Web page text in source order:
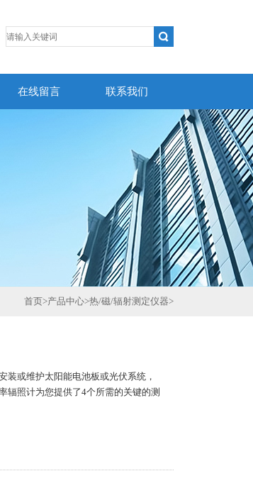
在线留言 联系我们
首页>产品中心>热/磁/辐射测定仪器>
装或维护太阳能电池板或光伏系统，
辐照计为您提供了4个所需的关键的测